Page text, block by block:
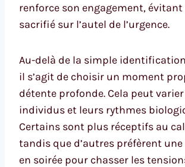
renforce son engagement, évitant
sacrifié sur l’autel de l’urgence.
Au-delà de la simple
il s’agit de choisir un moment
détente profonde. Cela peut
individus et leurs rythmes
Certains sont plus réceptifs au
tandis que d’autres préfèrent
en soirée pour chasser les